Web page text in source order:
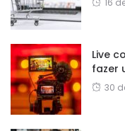
Live
fazer
30